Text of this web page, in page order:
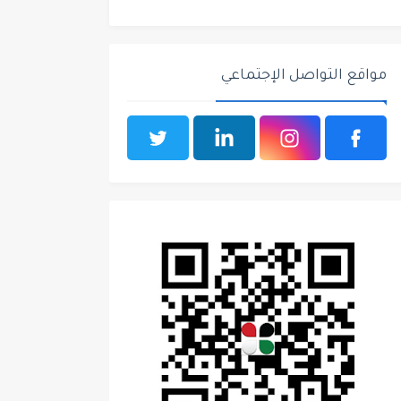
مواقع التواصل الإجتماعي